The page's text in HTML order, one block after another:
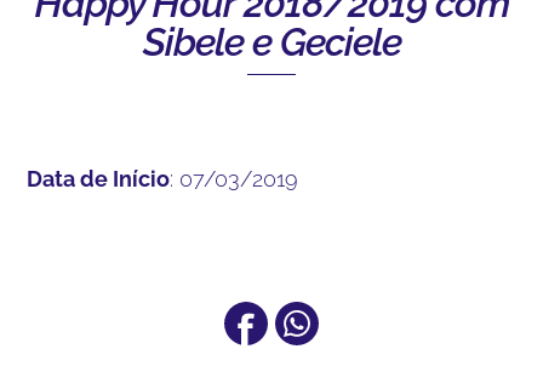
Sibele e Geciele
Data de Início: 07/03/2019